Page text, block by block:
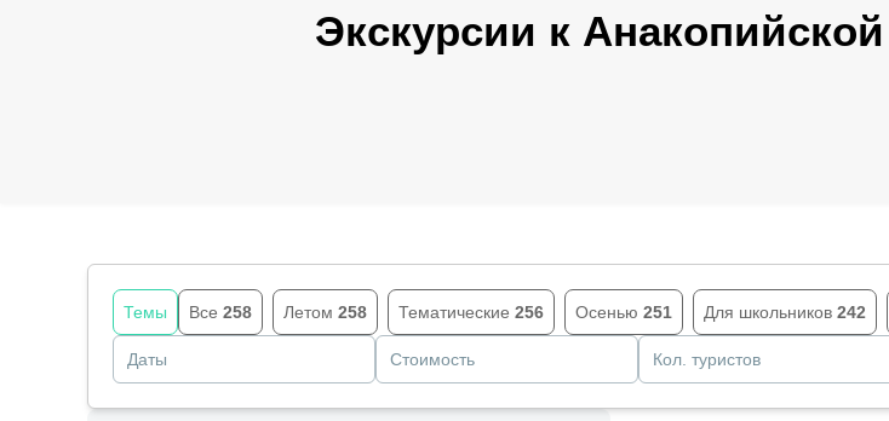
Экскурсии к
Темы Все 258 Летом 258 Тематические 256 Осенью 251 Для школьников 242
Даты Стоимость Кол. туристов